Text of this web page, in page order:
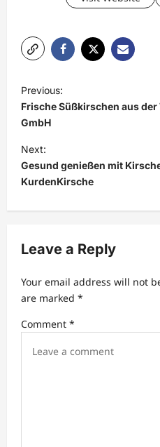
o
s
t
n
a
v
g
a
t
i
Previous:
Frische Süßkirschen aus
GmbH
Next:
Gesund genießen mit
KurdenKirsche
Leave a Reply
Your email address will not
are marked *
Comment *